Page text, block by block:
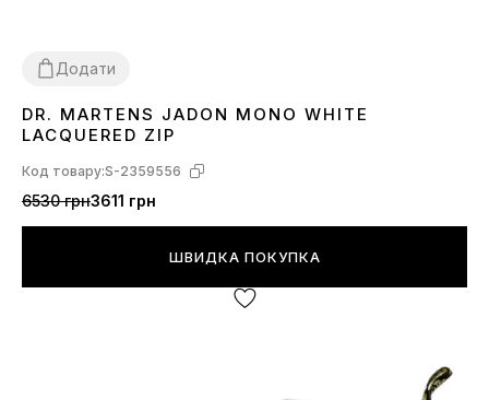
Додати
36 373839
DR. MARTENS JADON MONO WHITE
LACQUERED ZIP
Код товару:S-2359556
6530 грн3611 грн
ШВИДКА ПОКУПКА